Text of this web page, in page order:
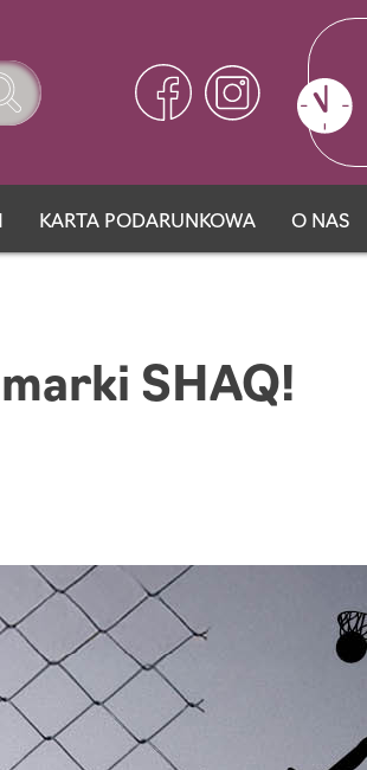
KARTA PODARUNKOWA O NAS
SHAQ!